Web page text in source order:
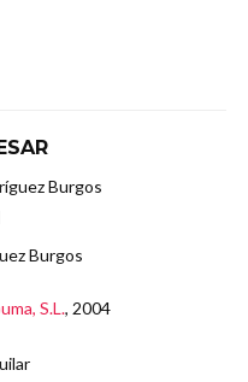
Burgos
S.L., 2004